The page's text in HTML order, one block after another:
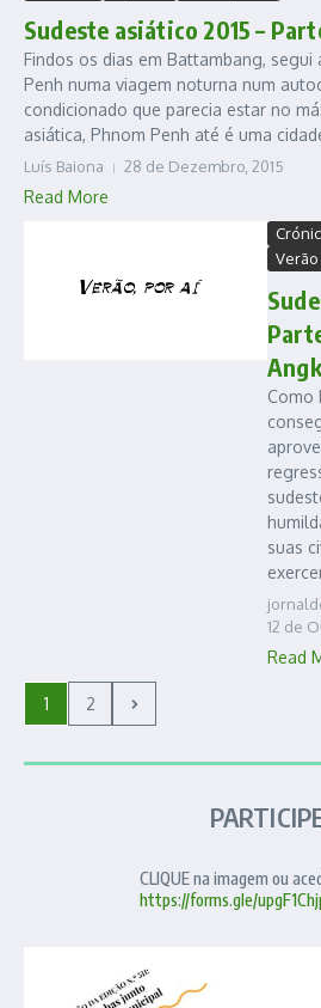
Sudeste asiático 2015 –
Findos os dias em Battambang, segui
Penh numa viagem noturna num
condicionado que parecia estar no
asiática, Phnom Penh até é uma
Luís Baiona 28 de Dezembro, 2015
Read More
Como
suas
12 de
Read
1 2
CLIQUE na imagem ou
https://forms.gle/